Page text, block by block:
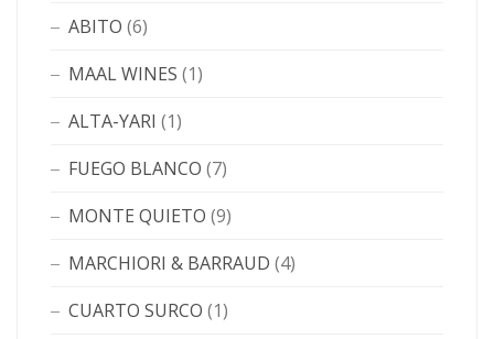
ABITO (6)
MAAL WINES (1)
ALTA-YARI (1)
FUEGO BLANCO (7)
MONTE QUIETO (9)
MARCHIORI & BARRAUD (4)
CUARTO SURCO (1)